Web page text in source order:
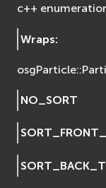
EVosgAV
EVosgGA
EVosgText
c++
Wraps:
NO_SORT